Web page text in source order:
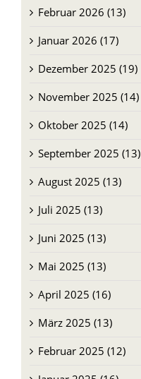
Februar 2026 (13)
Januar 2026 (17)
Dezember 2025 (19)
November 2025 (14)
Oktober 2025 (14)
September 2025 (13)
August 2025 (13)
Juli 2025 (13)
Juni 2025 (13)
Mai 2025 (13)
April 2025 (16)
März 2025 (13)
Februar 2025 (12)